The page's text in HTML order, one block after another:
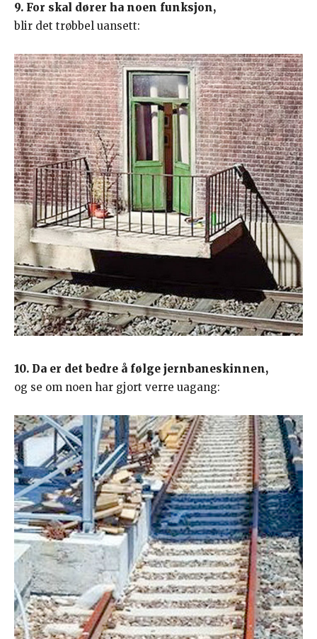
9. For skal dører ha noen funksjon,
blir det trøbbel uansett:
10. Da er det bedre å følge jernbaneskinnen,
og se om noen har gjort verre uagang: